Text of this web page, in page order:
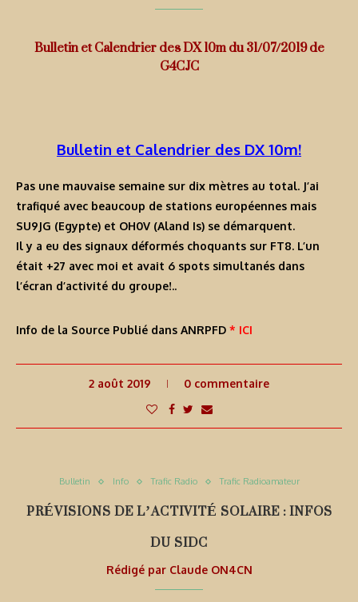
Bulletin et Calendrier des DX 10m du 31/07/2019 de
G4CJC
Bulletin et Calendrier des DX 10m!
Pas une mauvaise semaine sur dix mètres au total. J’ai
trafiqué avec beaucoup de stations européennes mais
SU9JG (Egypte) et OH0V (Aland Is) se démarquent.
Il y a eu des signaux déformés choquants sur FT8. L’un
était +27 avec moi et avait 6 spots simultanés dans
l’écran d’activité du groupe!..
Info de la Source Publié dans ANRPFD * ICI
2 août 2019 0 commentaire
Bulletin Info Trafic Radio Trafic Radioamateur
PRÉVISIONS DE L’ACTIVITÉ SOLAIRE : INFOS
DU SIDC
Rédigé par Claude ON4CN